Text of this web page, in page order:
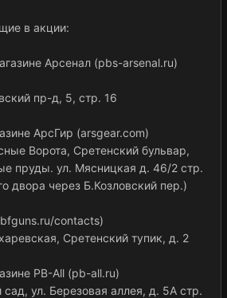
в акции:
Арсенал (pbs-arsenal.ru)
пр-д, 5, стр. 16
АрсГир (arsgear.com)
Ворота, Сретенский бульвар,
пруды. ул. Мясницкая д. 46/2 стр.
двора через Б.Козловский пер.)
contacts)
Сретенский тупик, д. 2
PB-All (pb-all.ru)
сад, ул. Березовая аллея, д. 5А стр.